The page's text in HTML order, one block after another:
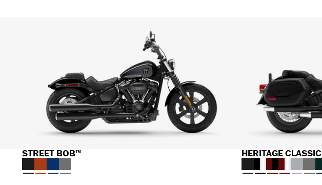
STREET BOB™ HERITAGE CLASSIC